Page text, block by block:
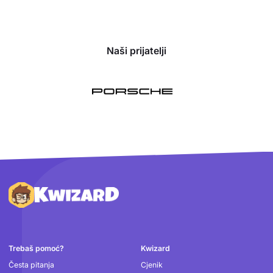
Naši prijatelji
Podnožje
Trebaš pomoć?
Česta pitanja
Kwizard
Cjenik